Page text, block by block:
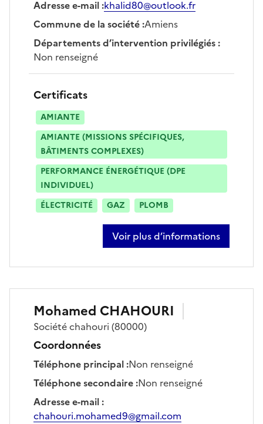
Adresse e-mail:khalid80@outlook.fr
Commune de la société:Amiens
Départements d’intervention privilégiés:
Non renseigné
Certificats
AMIANTE
AMIANTE (MISSIONS SPÉCIFIQUES,
BÂTIMENTS COMPLEXES)
PERFORMANCE ÉNERGÉTIQUE (DPE
INDIVIDUEL)
ÉLECTRICITÉ
GAZ PLOMB
Voir plus d’informations
sur khalid bouhbass
Mohamed CHAHOURI
Sociétéchahouri (80000)
Coordonnées
Téléphone principal:Non renseigné
Téléphone secondaire:Non renseigné
Adresse e-mail:
chahouri.mohamed9@gmail.com